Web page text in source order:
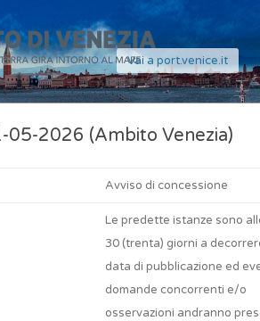
Vai a port.venice.it
05-2026 (Ambito Venezia)
Avviso di concessione
Le predette istanze sono
30 (trenta) giorni a
data di pubblicazione ed
domande concorrenti e/o
osservazioni andranno